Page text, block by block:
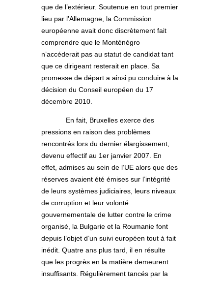
que de l’extérieur. Soutenue en tout premier
lieu par l’Allemagne, la Commission
européenne avait donc discrètement fait
comprendre que le Monténégro
n’accéderait pas au statut de candidat tant
que ce dirigeant resterait en place. Sa
promesse de départ a ainsi pu conduire à la
décision du Conseil européen du 17
décembre 2010.
En fait, Bruxelles exerce des
pressions en raison des problèmes
rencontrés lors du dernier élargissement,
devenu effectif au 1er janvier 2007. En
effet, admises au sein de l’UE alors que des
réserves avaient été émises sur l’intégrité
de leurs systèmes judiciaires, leurs niveaux
de corruption et leur volonté
gouvernementale de lutter contre le crime
organisé, la Bulgarie et la Roumanie font
depuis l’objet d’un suivi européen tout à fait
inédit. Quatre ans plus tard, il en résulte
que les progrès en la matière demeurent
insuffisants. Régulièrement tancés par la